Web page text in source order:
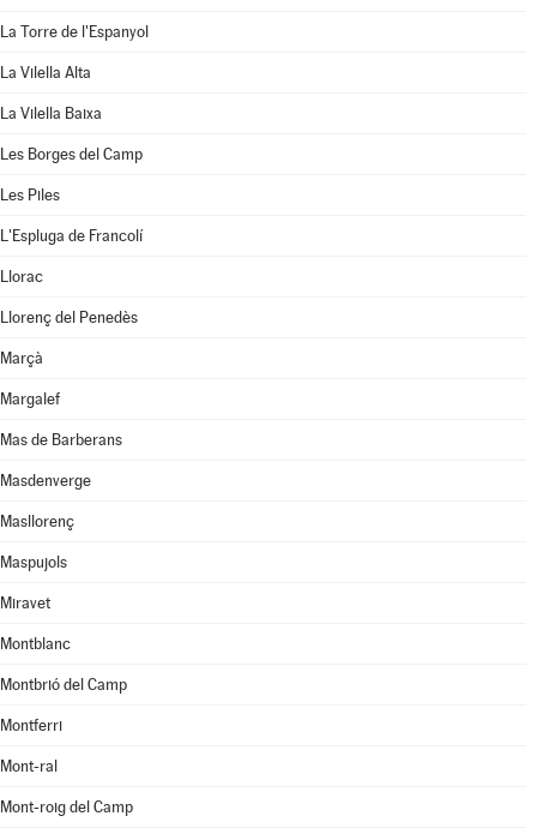
La Torre de l'Espanyol
La Vilella Alta
La Vilella Baixa
Les Borges del Camp
Les Piles
L'Espluga de Francolí
Llorac
Llorenç del Penedès
Marçà
Margalef
Mas de Barberans
Masdenverge
Masllorenç
Maspujols
Miravet
Montblanc
Montbrió del Camp
Montferri
Mont-ral
Mont-roig del Camp